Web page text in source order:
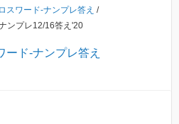
スワード-ナンプレ答え /
ンプレ12/16答え'20
ード-ナンプレ答え